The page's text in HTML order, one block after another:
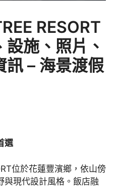
RESORT
施、照片、
訊 – 海景渡假
選
位於花蓮豐濱鄉，依山傍
與現代設計風格。飯店融